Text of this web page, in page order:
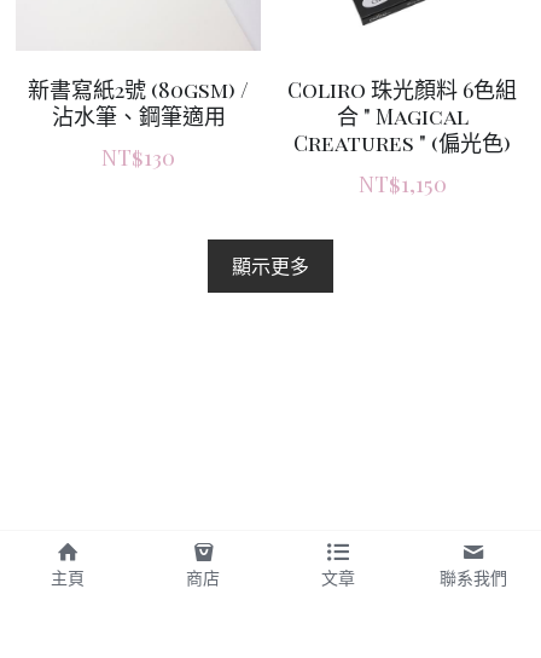
新書寫紙2號 (80gsm) /
沾水筆、鋼筆適用
NT$130
Coliro 珠光顏料 6色組
合 " Magical
Creatures " (偏光色)
NT$1,150
顯示更多
主頁 商店 文章 聯系我們